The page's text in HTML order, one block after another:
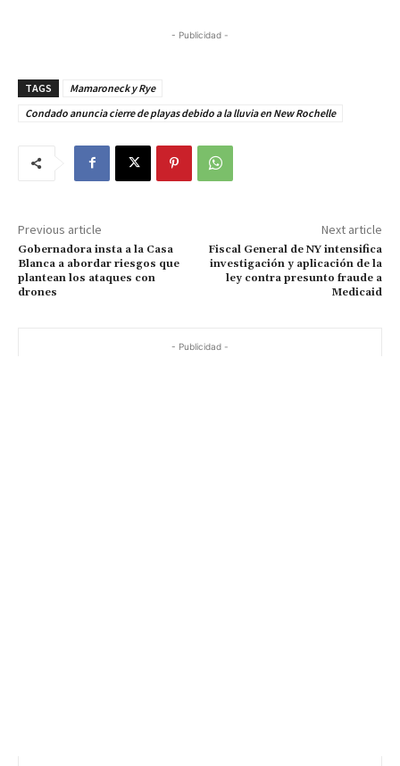
- Publicidad -
TAGS
Mamaroneck y Rye
Condado anuncia cierre de playas debido a la lluvia en New Rochelle
Previous article
Gobernadora insta a la Casa
Blanca a abordar riesgos que
plantean los ataques con
drones
Next article
Fiscal General de NY intensifica
investigación y aplicación de la
ley contra presunto fraude a
Medicaid
- Publicidad -